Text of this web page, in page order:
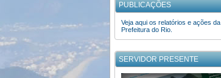
PUBLICAÇÕES
Veja aqui os relatórios e ações da
Prefeitura do Rio.
SERVIDOR PRESENTE